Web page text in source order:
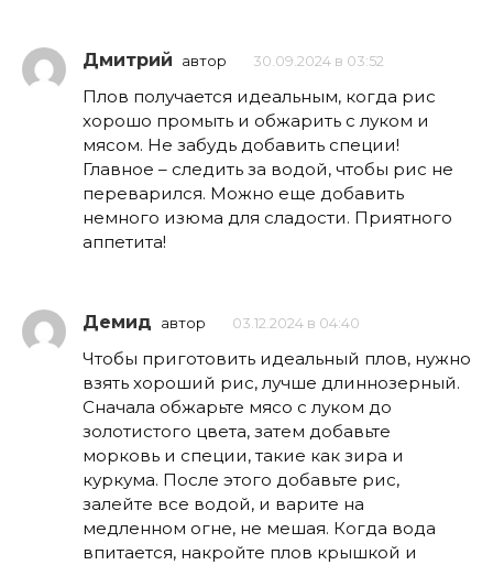
Дмитрий автор 30.09.2024 в 03:52
Плов получается идеальным, когда рис
хорошо промыть и обжарить с луком и
мясом. Не забудь добавить специи!
Главное – следить за водой, чтобы рис не
переварился. Можно еще добавить
немного изюма для сладости. Приятного
аппетита!
Демид автор 03.12.2024 в 04:40
Чтобы приготовить идеальный плов, нужно
взять хороший рис, лучше длиннозерный.
Сначала обжарьте мясо с луком до
золотистого цвета, затем добавьте
морковь и специи, такие как зира и
куркума. После этого добавьте рис,
залейте все водой, и варите на
медленном огне, не мешая. Когда вода
впитается, накройте плов крышкой и